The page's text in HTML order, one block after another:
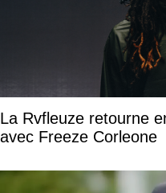
La Rvfleuze retourne
avec Freeze Corleone